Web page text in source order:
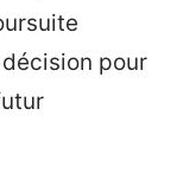
pour